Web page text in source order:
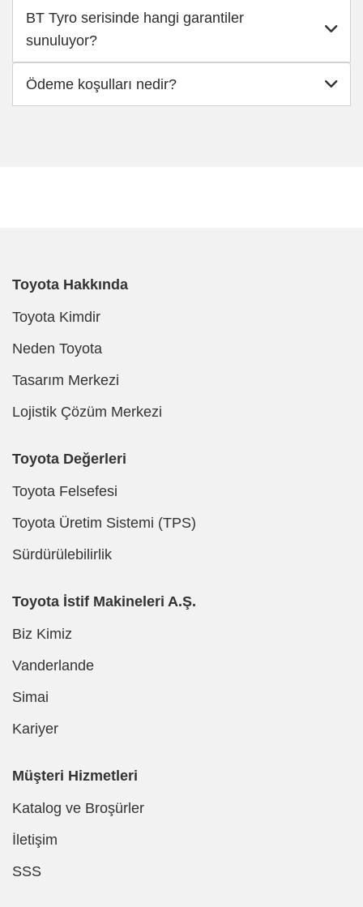
BT Tyro serisinde hangi garantiler
sunuluyor?
Ödeme koşulları nedir?
Toyota Hakkında
Toyota Kimdir
Neden Toyota
Tasarım Merkezi
Lojistik Çözüm Merkezi
Toyota Değerleri
Toyota Felsefesi
Toyota Üretim Sistemi (TPS)
Sürdürülebilirlik
Toyota İstif Makineleri A.Ş.
Biz Kimiz
Vanderlande
Simai
Kariyer
Müşteri Hizmetleri
Katalog ve Broşürler
İletişim
SSS